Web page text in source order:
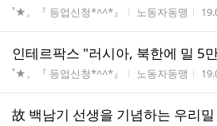
게시판명
˚★。『 등업신청*^^*』 작성자
노동자동맹 작
인테르팍스 "러시아, 북한에 밀 5
게시판명
˚★。『 등업신청*^^*』 작성자
노동자동맹 작
故 백남기 선생을 기념하는 우리밀